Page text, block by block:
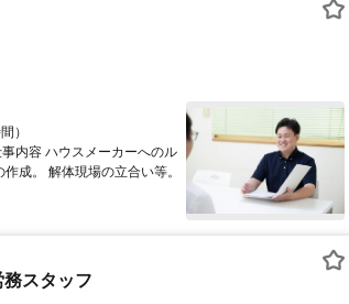
）
内容 ハウスメーカーへのル
成。 解体現場の立合い等。
スタッフ